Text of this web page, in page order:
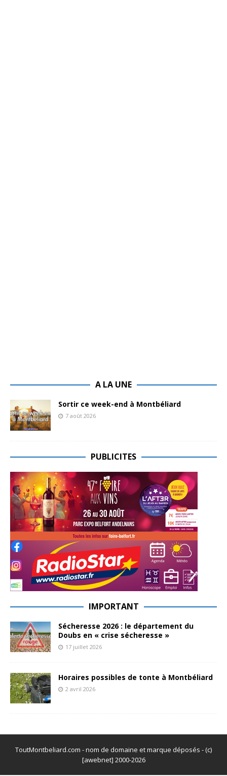
A LA UNE
Sortir ce week-end à Montbéliard
7 août 2026
PUBLICITES
IMPORTANT
Sécheresse 2026 : le département du
Doubs en « crise sécheresse »
17 juillet 2026
Horaires possibles de tonte à Montbéliard
2 avril 2026
ToutMontbeliard.com - nom de domaine et marque déposés - (c)
[awebnet] 2000-2026